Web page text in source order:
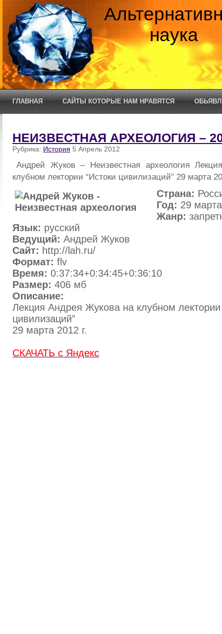
наука
ГЛАВНАЯ САЙТЫ КОТОРЫЕ НАМ НРАВЯТСЯ
НЕИЗВЕСТНАЯ АРХЕОЛОГИЯ –
Рубрика: История 5 Апрель 2012
Андрей Жуков – Неизвестная археология
клубном лектории “Истоки цивилизаций” 29 марта
Страна:
Год: 29
Жанр:
Язык: русский
Ведущий: Андрей Жуков
Сайт: http://lah.ru/
Формат: flv
Время: 0:37:34+0:34:45+0:36:10
Размер: 406 мб
Описание:
Лекция Андрея Жукова на клубном лектории
цивилизаций”
29 марта 2012 г.
СКАЧАТЬ с Яндекс